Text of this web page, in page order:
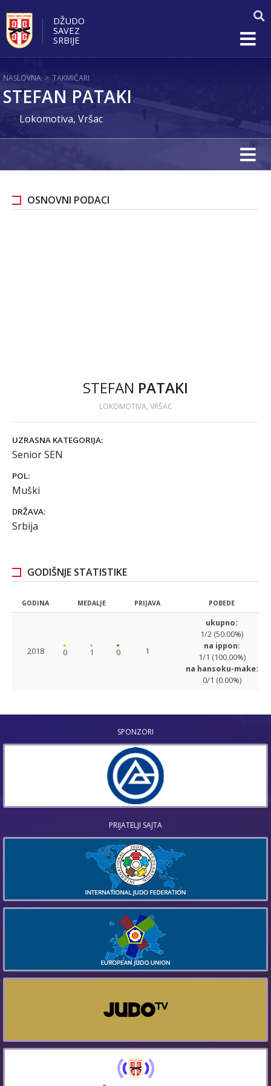
DŽUDO
SAVEZ
SRBIJE
NASLOVNA > TAKMIČARI
STEFAN PATAKI
Lokomotiva, Vršac
OSNOVNI PODACI
STEFAN PATAKI
LOKOMOTIVA, VRŠAC
UZRASNA KATEGORIJA:
Senior SEN
POL:
Muški
DRŽAVA:
Srbija
GODIŠNJE STATISTIKE
GODINA MEDALJE PRIJAVA POBEDE
2018 0 1 0 1
ukupno:
1/2 (50.00%)
na ippon:
1/1 (100.00%)
na hansoku-make:
0/1 (0.00%)
SPONZORI
PRIJATELJI SAJTA